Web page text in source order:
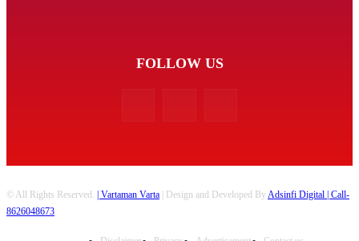
FOLLOW US
© All Rights Reserved. | Vartaman Varta | Design and Developed ByAdsinfi Digital | Call-
8626048673